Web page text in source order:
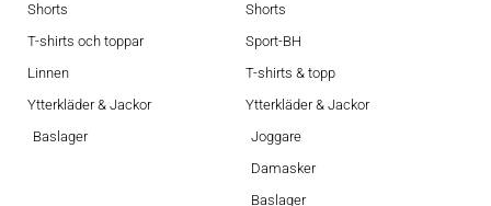
Shorts
T-shirts och toppar
Linnen
Ytterkläder & Jackor
Baslager
Shorts
Sport-BH
T-shirts & topp
Ytterkläder & Jackor
Joggare
Damasker
Baslager